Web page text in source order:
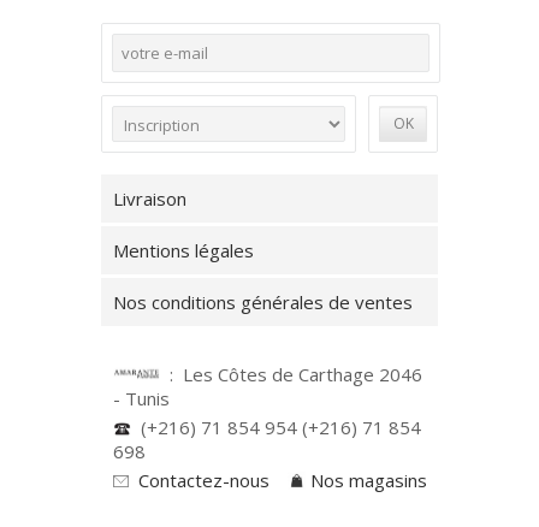
Livraison
Mentions légales
Nos conditions générales de ventes
: Les Côtes de Carthage 2046
- Tunis
(+216) 71 854 954 (+216) 71 854
698
Contactez-nous
Nos magasins